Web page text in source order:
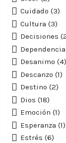
Cuidado (3)
Cultura (3)
Decisiones
Desanimo (4)
Descanzo (1)
Destino (2)
Dios (18)
Emoción (1)
Esperanza (1)
Estrés (6)